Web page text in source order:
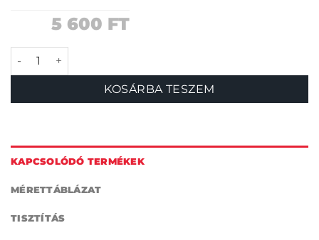
5 600 FT
Vaui nyakörv mennyiség
KOSÁRBA TESZEM
KAPCSOLÓDÓ TERMÉKEK
MÉRETTÁBLÁZAT
TISZTÍTÁS